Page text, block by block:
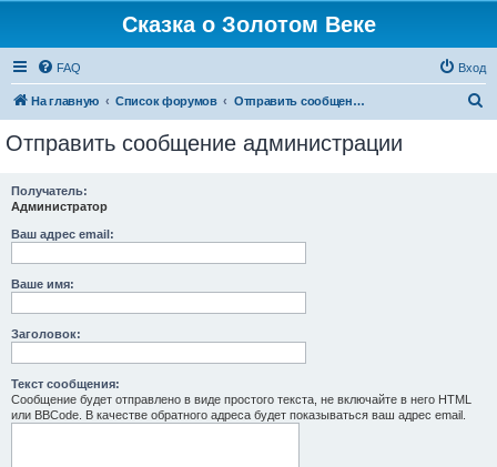
Сказка о Золотом Веке
FAQ Вход
На главную Список форумов Отправить сообщение администрации
Отправить сообщение администрации
Получатель:
Администратор
Ваш адрес email:
Ваше имя:
Заголовок:
Текст сообщения:
Сообщение будет отправлено в виде простого текста, не включайте в него HTML
или BBCode. В качестве обратного адреса будет показываться ваш адрес email.